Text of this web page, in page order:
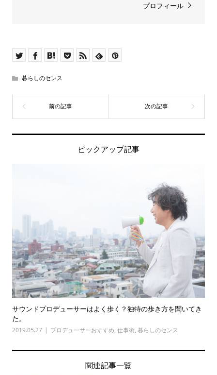
プロフィール
暮らしのセンス
ピックアップ記事
サウンドプロデューサーはよく歩く？独特の歩き方を聞いてき
た。
2019.05.27 プロデューサーおすすめ, 仕事術, 暮らしのセンス
関連記事一覧